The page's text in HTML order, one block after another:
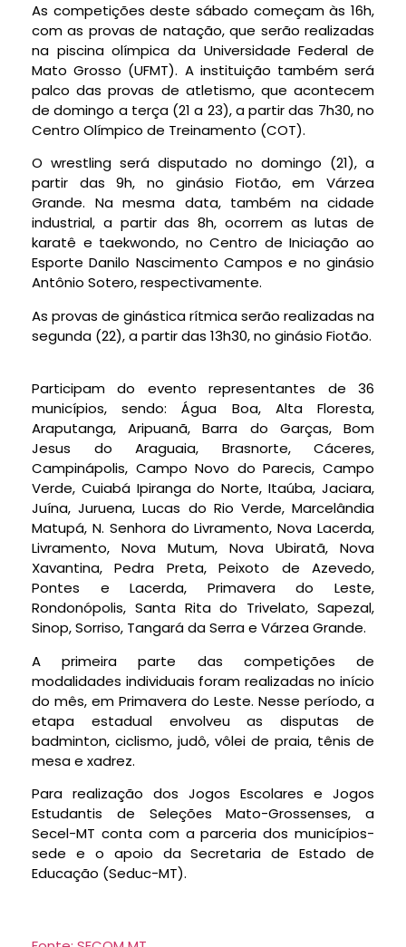
As competições deste sábado começam às 16h,
com as provas de natação, que serão realizadas
na piscina olímpica da Universidade Federal de
Mato Grosso (UFMT). A instituição também será
palco das provas de atletismo, que acontecem
de domingo a terça (21 a 23), a partir das 7h30, no
Centro Olímpico de Treinamento (COT).
O wrestling será disputado no domingo (21), a
partir das 9h, no ginásio Fiotão, em Várzea
Grande. Na mesma data, também na cidade
industrial, a partir das 8h, ocorrem as lutas de
karatê e taekwondo, no Centro de Iniciação ao
Esporte Danilo Nascimento Campos e no ginásio
Antônio Sotero, respectivamente.
As provas de ginástica rítmica serão realizadas na
segunda (22), a partir das 13h30, no ginásio Fiotão.
Participam do evento representantes de 36
municípios, sendo: Água Boa, Alta Floresta,
Araputanga, Aripuanã, Barra do Garças, Bom
Jesus do Araguaia, Brasnorte, Cáceres,
Campinápolis, Campo Novo do Parecis, Campo
Verde, Cuiabá Ipiranga do Norte, Itaúba, Jaciara,
Juína, Juruena, Lucas do Rio Verde, Marcelândia
Matupá, N. Senhora do Livramento, Nova Lacerda,
Livramento, Nova Mutum, Nova Ubiratã, Nova
Xavantina, Pedra Preta, Peixoto de Azevedo,
Pontes e Lacerda, Primavera do Leste,
Rondonópolis, Santa Rita do Trivelato, Sapezal,
Sinop, Sorriso, Tangará da Serra e Várzea Grande.
A primeira parte das competições de
modalidades individuais foram realizadas no início
do mês, em Primavera do Leste. Nesse período, a
etapa estadual envolveu as disputas de
badminton, ciclismo, judô, vôlei de praia, tênis de
mesa e xadrez.
Para realização dos Jogos Escolares e Jogos
Estudantis de Seleções Mato-Grossenses, a
Secel-MT conta com a parceria dos municípios-
sede e o apoio da Secretaria de Estado de
Educação (Seduc-MT).